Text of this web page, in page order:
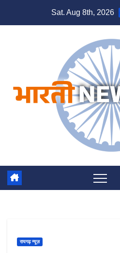
Sat. Aug 8th, 2026
रायगढ़ न्यूज़